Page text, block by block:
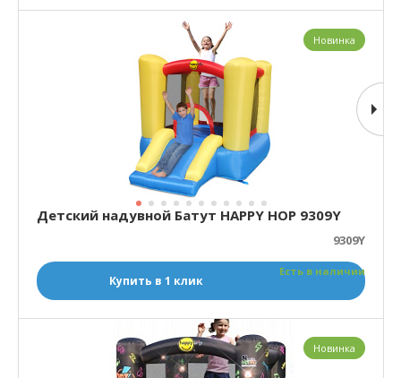
Детский надувной Батут HAPPY HOP 9309Y
9309Y
Есть в наличии
Купить в 1 клик
Новинка
Новинка